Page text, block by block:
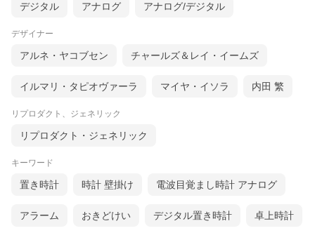
◆還暦のお祝い お急ぎの方へ◆
対応商品一覧
デジタル アナログ アナログ/デジタル
デザイナー
アルネ・ヤコブセン チャールズ＆レイ・イームズ
イルマリ・タピオヴァーラ マイヤ・イソラ 内田 繁
リプロダクト、ジェネリック
リプロダクト・ジェネリック
キーワード
置き時計 時計 壁掛け 電波目覚まし時計 アナログ
アラーム おきどけい デジタル置き時計 卓上時計